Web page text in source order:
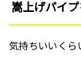
嵩上げパイ
気持ちいいくら